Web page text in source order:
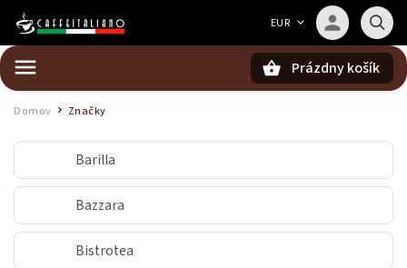
EUR
Prázdny košík
Domov Značky
Barilla
Bazzara
Bistrotea
Barista — poradca Caffeitaliano